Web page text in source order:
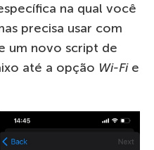
na qual você
precisa usar com
um novo script de
até a opção Wi-Fie